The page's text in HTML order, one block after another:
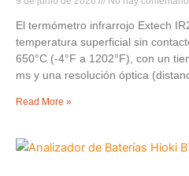
El termómetro infrarrojo Extech
temperatura superficial sin
650°C (-4°F a 1202°F), con un
ms y una resolución óptica
Read More »